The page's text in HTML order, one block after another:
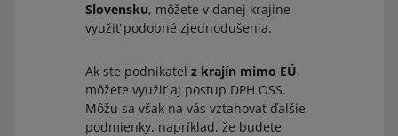
Slovensku, môžete v danej krajine
využiť podobné zjednodušenia.
Ak ste podnikateľz krajín mimo EÚ,
môžete využiť aj postup DPH OSS.
Môžu sa však na vás vzťahovať ďalšie
podmienky, napríklad, že budete